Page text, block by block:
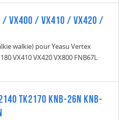
/ VX400 / VX410 / VX420 /
walkie) pour Yeasu Vertex
VX410 VX420 VX800 FNB67L
TK2170 KNB-26N KNB-